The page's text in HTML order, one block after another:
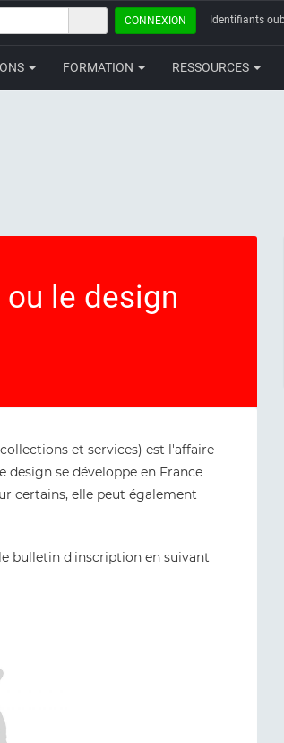
CONNEXION Identifiants
FORMATION RESSOURCES
le design
et services) est l'affaire
design se développe en France
certains, elle peut également
bulletin d'inscription en suivant